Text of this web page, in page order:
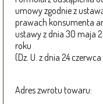
umowy zgodnie z
prawach konsumenta
ustawy z dnia 30 maja
roku
(Dz. U. z dnia 24 czerwca
Adres zwrotu towaru: